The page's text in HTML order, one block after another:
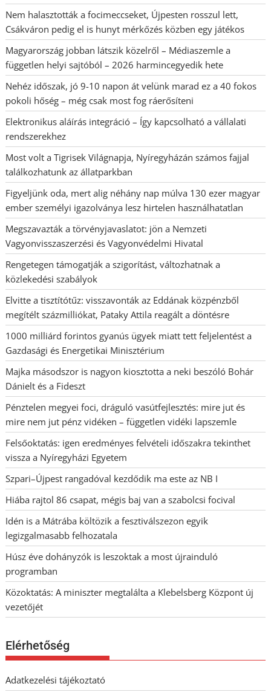
Nem halasztották a focimeccseket, Újpesten rosszul lett,
Csákváron pedig el is hunyt mérkőzés közben egy játékos
Magyarország jobban látszik közelről – Médiaszemle a
független helyi sajtóból – 2026 harmincegyedik hete
Nehéz időszak, jó 9-10 napon át velünk marad ez a 40 fokos
pokoli hőség – még csak most fog ráerősíteni
Elektronikus aláírás integráció – Így kapcsolható a vállalati
rendszerekhez
Most volt a Tigrisek Világnapja, Nyíregyházán számos fajjal
találkozhatunk az állatparkban
Figyeljünk oda, mert alig néhány nap múlva 130 ezer magyar
ember személyi igazolványa lesz hirtelen használhatatlan
Megszavazták a törvényjavaslatot: jön a Nemzeti
Vagyonvisszaszerzési és Vagyonvédelmi Hivatal
Rengetegen támogatják a szigorítást, változhatnak a
közlekedési szabályok
Elvitte a tisztítótűz: visszavonták az Eddának közpénzből
megítélt százmilliókat, Pataky Attila reagált a döntésre
1000 milliárd forintos gyanús ügyek miatt tett feljelentést a
Gazdasági és Energetikai Minisztérium
Majka másodszor is nagyon kiosztotta a neki beszóló Bohár
Dánielt és a Fideszt
Pénztelen megyei foci, dráguló vasútfejlesztés: mire jut és
mire nem jut pénz vidéken – független vidéki lapszemle
Felsőoktatás: igen eredményes felvételi időszakra tekinthet
vissza a Nyíregyházi Egyetem
Szpari–Újpest rangadóval kezdődik ma este az NB I
Hiába rajtol 86 csapat, mégis baj van a szabolcsi focival
Idén is a Mátrába költözik a fesztiválszezon egyik
legizgalmasabb felhozatala
Húsz éve dohányzók is leszoktak a most újrainduló
programban
Közoktatás: A miniszter megtalálta a Klebelsberg Központ új
vezetőjét
Elérhetőség
Adatkezelési tájékoztató